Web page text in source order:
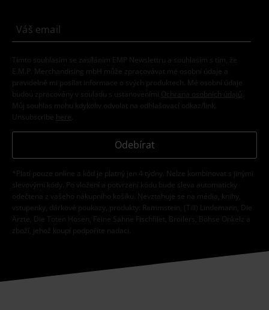
Tímto souhlasím se zasíláním EMP Newslettru a souhlasím s tím, že
E.M.P. Merchandising mbH může zpracovávat mé osobní údaje a
pravidelně mi posílat informace o svých produktech. Mé osobní údaje
budou zpracovány v souladu s ustanoveními
Ochrana osobních údajů
Můj souhlas mohu kdykoliv odvolat na odhlašovací odkaz/link.
Unsubscribe here
Odebírat
*Platí pouze online a kód je platný jen 4 týdny. Nelze kombinovat s jinými
slevovými kódy. Po vložení a potvrzení kódu bude sleva automaticky
odečtena z vašeho nákupního košíku. Nevztahuje se na média, knihy,
vstupenky, dárkové poukazy, produkty: Rammstein, (Till) Lindemann, Die
Ärzte, Die Toten Hosen, Feine Sahne Fischfilet, Broilers, Böhse Onkelz a
zboží, jehož koupí podpoříte nadaci.